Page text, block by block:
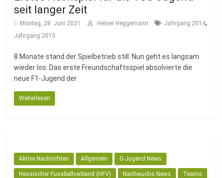
seit langer Zeit
Montag, 28. Juni 2021 Heiner Heggemann Jahrgang 2014,
Jahrgang 2015
8 Monate stand der Spielbetrieb still. Nun geht es langsam
wieder los. Das erste Freundschaftsspiel absolvierte die
neue F1-Jugend der
Weiterlesen
Aktive Nachrichten Allgemein G-Jugend News
Hessischer Fussballverband (HFV) Nachwuchs News Teams